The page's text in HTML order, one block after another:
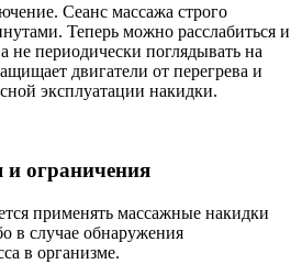
Сеанс массажа строго
Теперь можно расслабиться и
не периодически поглядывать на
двигатели от перегрева и
эксплуатации накидки.
и ограничения
применять массажные накидки
в случае обнаружения
в организме.